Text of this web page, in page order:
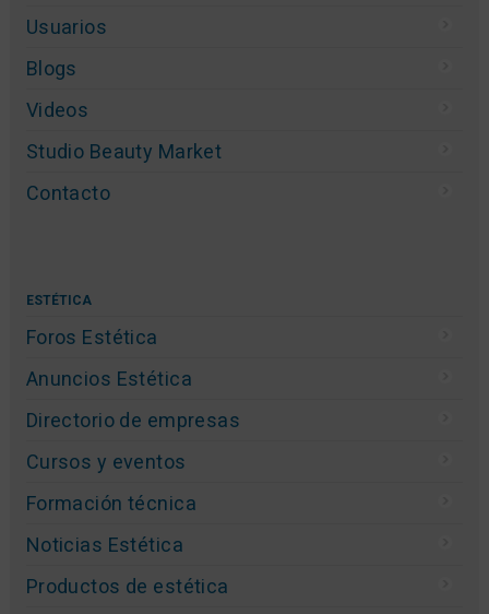
Usuarios
Blogs
Videos
Studio Beauty Market
Contacto
ESTÉTICA
Foros Estética
Anuncios Estética
Directorio de empresas
Cursos y eventos
Formación técnica
Noticias Estética
Productos de estética